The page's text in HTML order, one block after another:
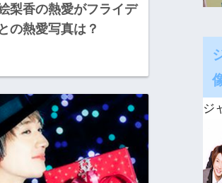
梨香の熱愛がフライデ
の熱愛写真は？
ジ